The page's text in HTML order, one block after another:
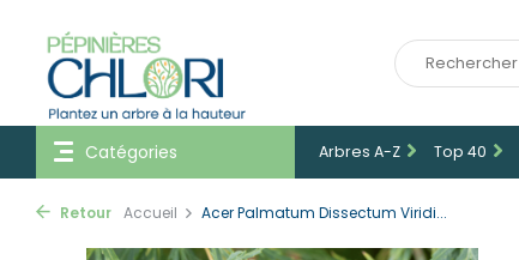
Catégories Arbres A-Z Top 40
Retour Accueil Acer Palmatum Dissectum Viridi...